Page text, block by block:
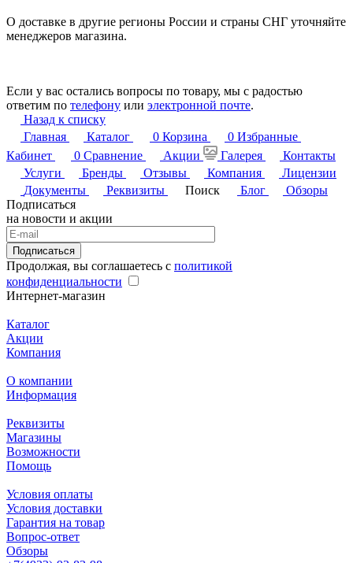
О доставке в другие регионы России и страны СНГ уточняйте
менеджеров магазина.
Если у вас остались вопросы по товару, мы с радостью
ответим по телефону или электронной почте.
Назад к списку
Главная
Каталог 0 Корзина 0 Избранные
Кабинет
0 Сравнение Акции Галерея
Контакты
Услуги
Бренды Отзывы Компания
Лицензии
Документы
Реквизиты Поиск Блог
Обзоры
Подписаться
на новости и акции
Подписаться
Продолжая, вы соглашаетесь с политикой
конфиденциальности
Интернет-магазин
Каталог
Акции
Компания
О компании
Информация
Реквизиты
Магазины
Возможности
Помощь
Условия оплаты
Условия доставки
Гарантия на товар
Вопрос-ответ
Обзоры